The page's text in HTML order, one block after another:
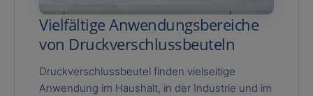
Vielfältige Anwendungsbereiche
von Druckverschlussbeuteln
Druckverschlussbeutel finden vielseitige
Anwendung im Haushalt, in der Industrie und im